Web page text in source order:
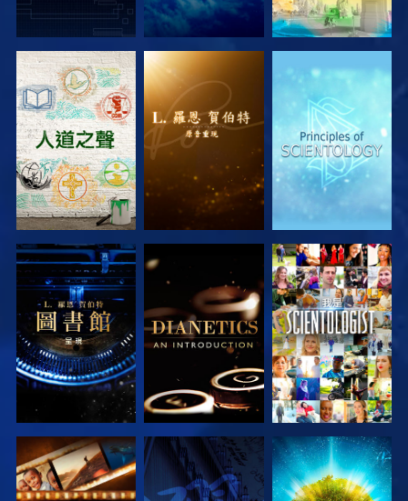
探索系列節目 探索系列節目 探索系列節目
探索系列節目 探索系列節目 觀看
探索系列節目 觀看 探索系列節目